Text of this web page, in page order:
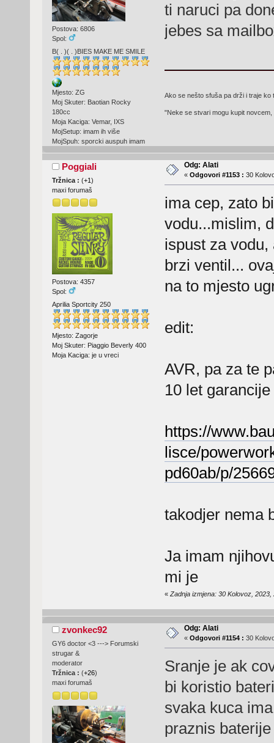
Postova: 6806
Spol:
B( . )( . )BIES MAKE ME SMILE
Mjesto: ZG
Moj Skuter: Baotian Rocky
180cc
Moja Kaciga: Vemar, IXS
MojSetup: imam ih više
MojSpuh: sporcki auspuh imam
ti naruci pa
jebes sa
Ako se nešto sfuša pa drži i traje
"Neke se stvari mogu kupit
Poggiali
Tržnica : (+1)
maxi forumaš
Postova: 4357
Spol:
Aprilia Sportcity 250
Mjesto: Zagorje
Moj Skuter: Piaggio Beverly 400
Moja Kaciga: je u vreci
Odg: Alati
« Odgovori #1153 : 30
ima cep, zato
vodu...mislim,
ispust za
brzi ventil...
na to mjesto
edit:
AVR, pa za te
10 let garancije
https://
lisce/
pd60ab/p/
takodjer nema
Ja imam
mi je
« Zadnja izmjena: 30 Kolovoz, 2023,
zvonkec92
GY6 doctor <3 ---> Forumski
strugar &
moderator
Tržnica : (+26)
maxi forumaš
Odg: Alati
« Odgovori #1154 : 30
Sranje je ak
bi koristio
svaka kuca
praznis